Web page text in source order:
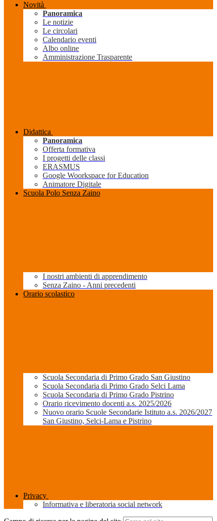
Novità
Panoramica
Le notizie
Le circolari
Calendario eventi
Albo online
Amministrazione Trasparente
Didattica
Panoramica
Offerta formativa
I progetti delle classi
ERASMUS
Google Woorkspace for Education
Animatore Digitale
Scuola Polo Senza Zaino
I nostri ambienti di apprendimento
Senza Zaino - Anni precedenti
Orario scolastico
Scuola Secondaria di Primo Grado San Giustino
Scuola Secondaria di Primo Grado Selci Lama
Scuola Secondaria di Primo Grado Pistrino
Orario ricevimento docenti a.s. 2025/2026
Nuovo orario Scuole Secondarie Istituto a.s. 2026/2027
San Giustino, Selci-Lama e Pistrino
Privacy
Informativa e liberatoria social network